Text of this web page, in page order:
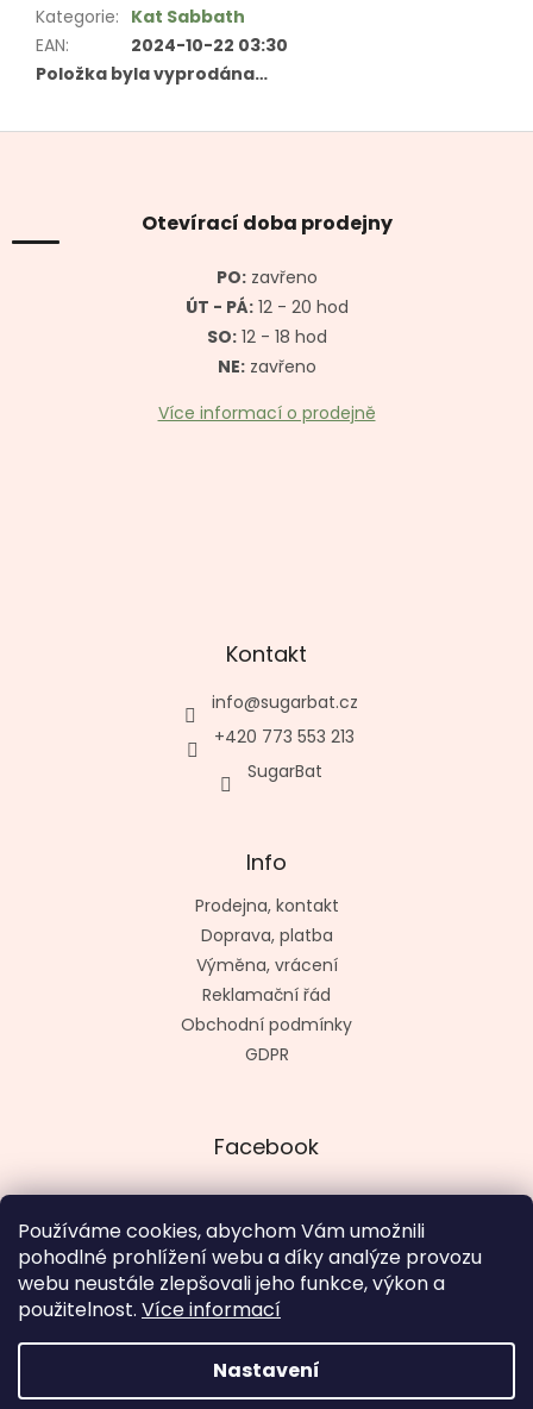
Používáme cookies, abychom Vám umožnili
pohodlné prohlížení webu a díky analýze provozu
webu neustále zlepšovali jeho funkce, výkon a
použitelnost. Více informací
Nastavení
Kategorie: Kat Sabbath
EAN:
2024-10-22 03:30
Položka byla vyprodána…
Z
Otevírací doba prodejny
PO:zavřeno
ÚT - PÁ:12 - 20 hod
SO:12 - 18 hod
NE:zavřeno
Více informací o prodejně
Kontakt
info@sugarbat.cz
+420 773 553 213
SugarBat
Info
Prodejna, kontakt
Doprava, platba
Výměna, vrácení
Reklamační řád
Obchodní podmínky
GDPR
Facebook
Vytvořil kashop.cz
Vytvořil Shoptet